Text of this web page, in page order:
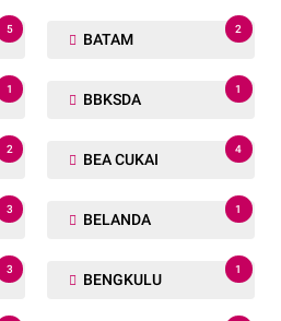
5
BATAM
2
1
BBKSDA
1
2
BEA CUKAI
4
3
BELANDA
1
3
BENGKULU
1